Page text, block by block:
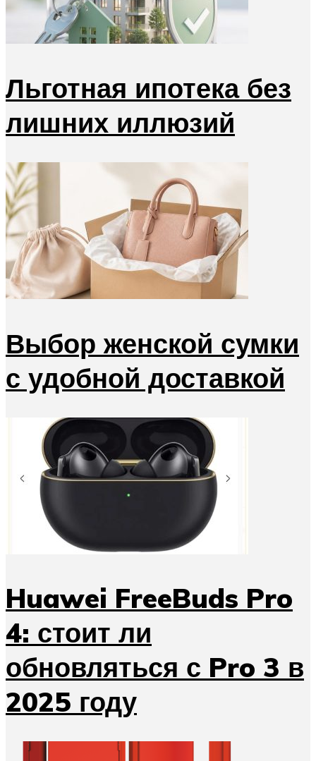
Льготная ипотека без
лишних иллюзий
Выбор женской сумки
с удобной доставкой
Huawei FreeBuds Pro
4: стоит ли
обновляться с Pro 3 в
2025 году